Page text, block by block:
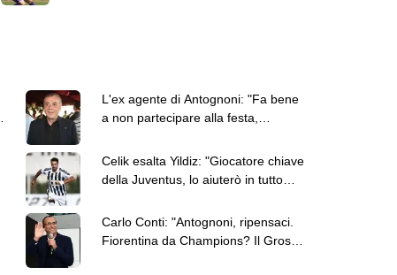
L'ex agente di Antognoni: "Fa bene
a non partecipare alla festa,
Celik esalta Yildiz: "Giocatore chiave
della Juventus, lo aiuterò in tutto
Carlo Conti: "Antognoni, ripensaci.
Fiorentina da Champions? Il Grosso